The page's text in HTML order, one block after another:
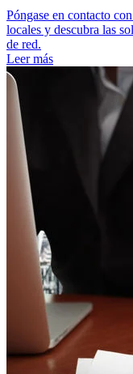
Póngase en contacto
locales y descubra las
de red.
Leer más